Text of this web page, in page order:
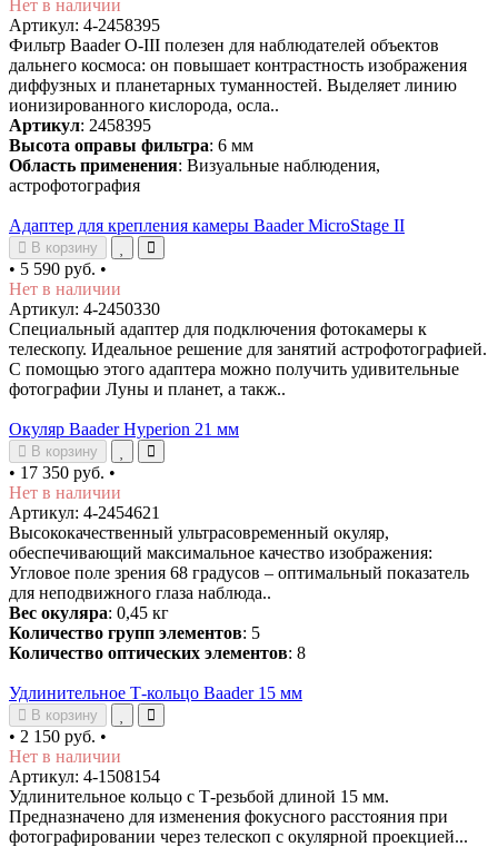
Нет в наличии
Артикул: 4-2458395
Фильтр Baader O-III полезен для наблюдателей объектов
дальнего космоса: он повышает контрастность изображения
диффузных и планетарных туманностей. Выделяет линию
ионизированного кислорода, осла..
Артикул: 2458395
Высота оправы фильтра: 6 мм
Область применения: Визуальные наблюдения,
астрофотография
Адаптер для крепления камеры Baader MicroStage II
В корзину
• 5 590 руб. •
Нет в наличии
Артикул: 4-2450330
Специальный адаптер для подключения фотокамеры к
телескопу. Идеальное решение для занятий астрофотографией.
С помощью этого адаптера можно получить удивительные
фотографии Луны и планет, а такж..
Окуляр Baader Hyperion 21 мм
В корзину
• 17 350 руб. •
Нет в наличии
Артикул: 4-2454621
Высококачественный ультрасовременный окуляр,
обеспечивающий максимальное качество изображения:
Угловое поле зрения 68 градусов – оптимальный показатель
для неподвижного глаза наблюда..
Вес окуляра: 0,45 кг
Количество групп элементов: 5
Количество оптических элементов: 8
Удлинительное Т-кольцо Baader 15 мм
В корзину
• 2 150 руб. •
Нет в наличии
Артикул: 4-1508154
Удлинительное кольцо с Т-резьбой длиной 15 мм.
Предназначено для изменения фокусного расстояния при
фотографировании через телескоп с окулярной проекцией...